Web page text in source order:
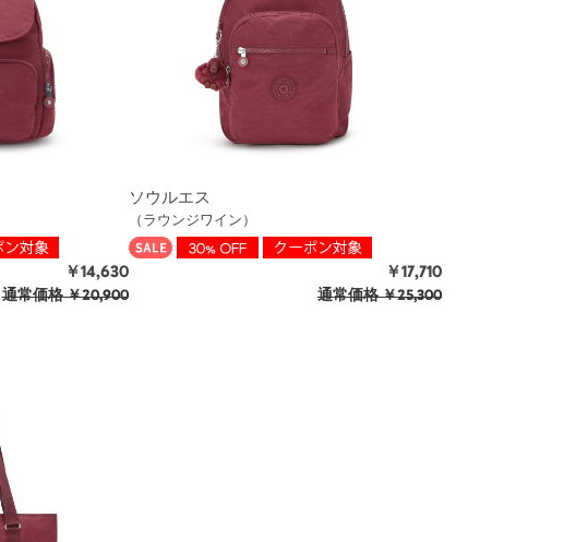
￥14,630
通常価格￥20,900
ソウルエス
（ラウンジワイン）
￥17,710
通常価格￥25,300